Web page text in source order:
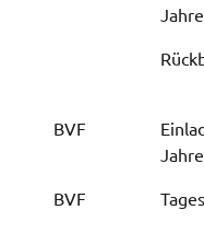
BVF
BVF